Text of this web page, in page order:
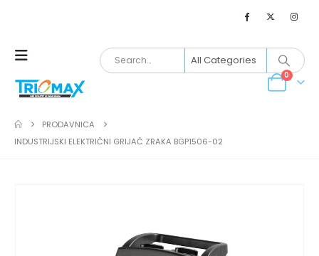
0
PRODAVNICA
INDUSTRIJSKI ELEKTRIČNI GRIJAČ ZRAKA BGP1506-02